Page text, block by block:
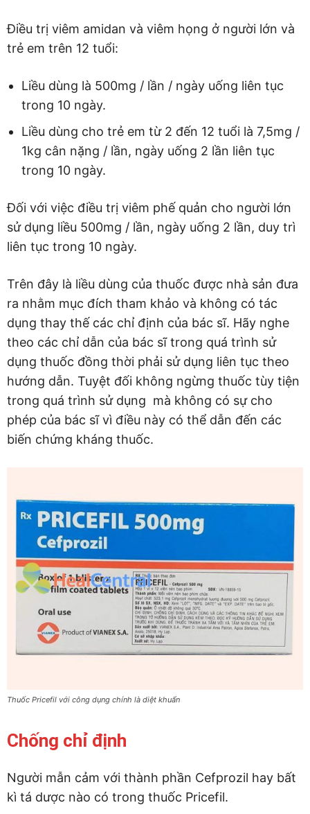
Điều trị viêm amidan và viêm họng ở người lớn và
trẻ em trên 12 tuổi:
Liều dùng là 500mg / lần / ngày uống liên tục
trong 10 ngày.
Liều dùng cho trẻ em từ 2 đến 12 tuổi là 7,5mg /
1kg cân nặng / lần, ngày uống 2 lần liên tục
trong 10 ngày.
Đối với việc điều trị viêm phế quản cho người lớn
sử dụng liều 500mg / lần, ngày uống 2 lần, duy trì
liên tục trong 10 ngày.
Trên đây là liều dùng của thuốc được nhà sản đưa
ra nhằm mục đích tham khảo và không có tác
dụng thay thế các chỉ định của bác sĩ. Hãy nghe
theo các chỉ dẫn của bác sĩ trong quá trình sử
dụng thuốc đồng thời phải sử dụng liên tục theo
hướng dẫn. Tuyệt đối không ngừng thuốc tùy tiện
trong quá trình sử dụng mà không có sự cho
phép của bác sĩ vì điều này có thể dẫn đến các
biến chứng kháng thuốc.
Thuốc Pricefil với công dụng chính là diệt khuẩn
Chống chỉ định
Người mẫn cảm với thành phần Cefprozil hay bất
kì tá dược nào có trong thuốc Pricefil.